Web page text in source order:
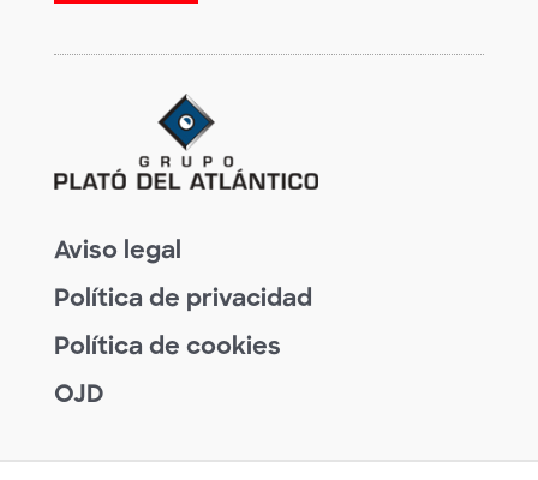
Aviso legal
Política de privacidad
Política de cookies
OJD